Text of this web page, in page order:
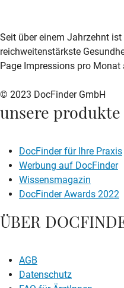
zur DocFinder-Startseite
logo icon
Seit über einem Jahrzehnt
reichweitenstärkste
Page Impressions pro Monat
© 2023 DocFinder GmbH
unsere produkte
DocFinder für Ihre Praxis
Werbung auf DocFinder
Wissensmagazin
DocFinder Awards 2022
ÜBER
AGB
Datenschutz